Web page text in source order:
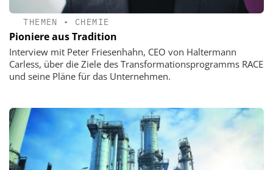
THEMEN • CHEMIE
Pioniere aus Tradition
Interview mit Peter Friesenhahn, CEO von Haltermann
Carless, über die Ziele des Transformationsprogramms RACE
und seine Pläne für das Unternehmen.